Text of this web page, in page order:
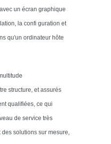
un écran graphique
la confi guration et
qu'un ordinateur hôte
structure, et assurés
qualifiées, ce qui
de service très
solutions sur mesure,